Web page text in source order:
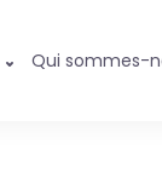
Qui sommes-